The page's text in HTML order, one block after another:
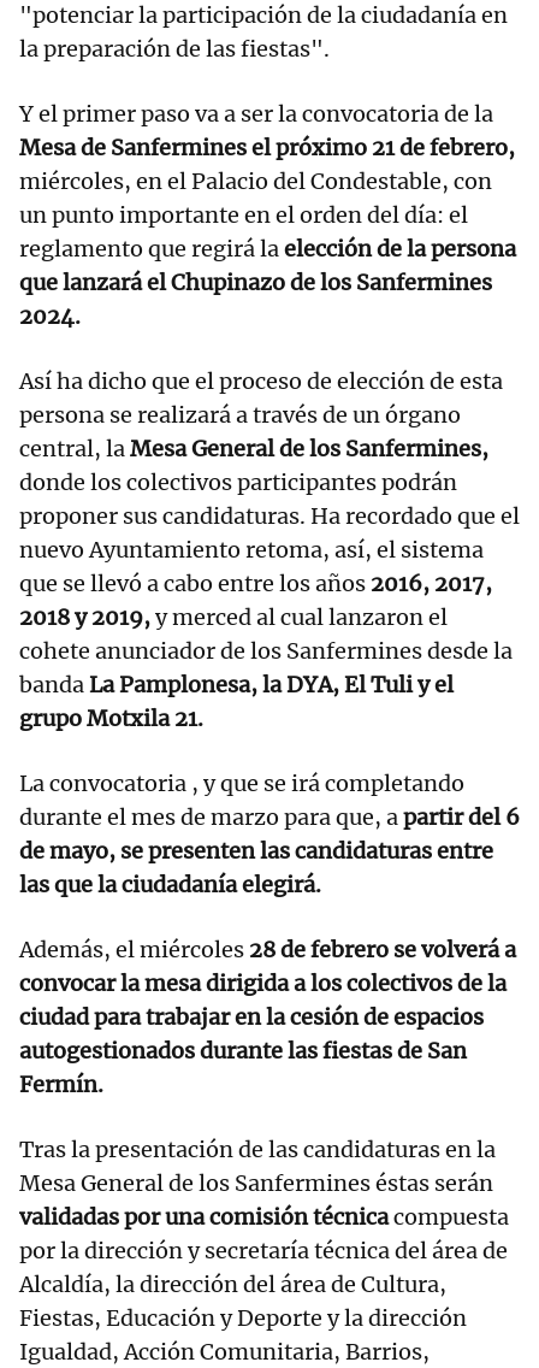
"potenciar la participación de la ciudadanía en
la preparación de las fiestas".
Y el primer paso va a ser la convocatoria de la
Mesa de Sanfermines el próximo 21 de febrero,
miércoles, en el Palacio del Condestable, con
un punto importante en el orden del día: el
reglamento que regirá laelección de la persona
que lanzará el Chupinazo de los Sanfermines
2024.
Así ha dicho que el proceso de elección de esta
persona se realizará a través de un órgano
central, laMesa General de los Sanfermines,
donde los colectivos participantes podrán
proponer sus candidaturas. Ha recordado que el
nuevo Ayuntamiento retoma, así, el sistema
que se llevó a cabo entre los años 2016, 2017,
2018 y 2019,y merced al cual lanzaron el
cohete anunciador de los Sanfermines desde la
bandaLa Pamplonesa, la DYA, El Tuli y el
grupo Motxila 21.
La convocatoria , y que se irá completando
durante el mes de marzo para que, apartir del 6
de mayo, se presenten las candidaturas entre
las que la ciudadanía elegirá.
Además, el miércoles 28 de febrero se volverá a
convocar la mesa dirigida a los colectivos de la
ciudad para trabajar en la cesión de espacios
autogestionados durante las fiestas de San
Fermín.
Tras la presentación de las candidaturas en la
Mesa General de los Sanfermines éstas serán
validadas por una comisión técnicacompuesta
por la dirección y secretaría técnica del área de
Alcaldía, la dirección del área de Cultura,
Fiestas, Educación y Deporte y la dirección
Igualdad, Acción Comunitaria, Barrios,